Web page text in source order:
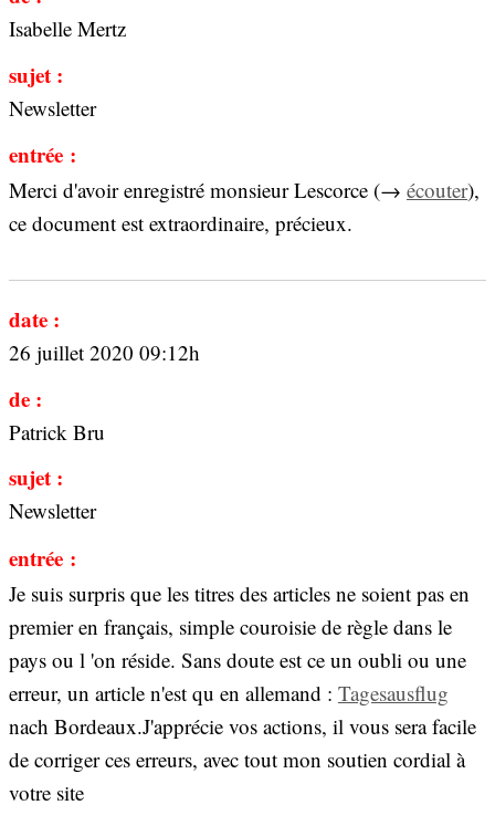
Isabelle Mertz
sujet :
Newsletter
entrée :
Merci d'avoir enregistré monsieur Lescorce (→ écouter),
ce document est extraordinaire, précieux.
date :
26 juillet 2020 09:12h
de :
Patrick Bru
sujet :
Newsletter
entrée :
Je suis surpris que les titres des articles ne soient pas en
premier en français, simple couroisie de règle dans le
pays ou l 'on réside. Sans doute est ce un oubli ou une
erreur, un article n'est qu en allemand : Tagesausflug
nach Bordeaux.‌J'apprécie vos actions, il vous sera facile
de corriger ces erreurs, avec tout mon soutien cordial à
votre site